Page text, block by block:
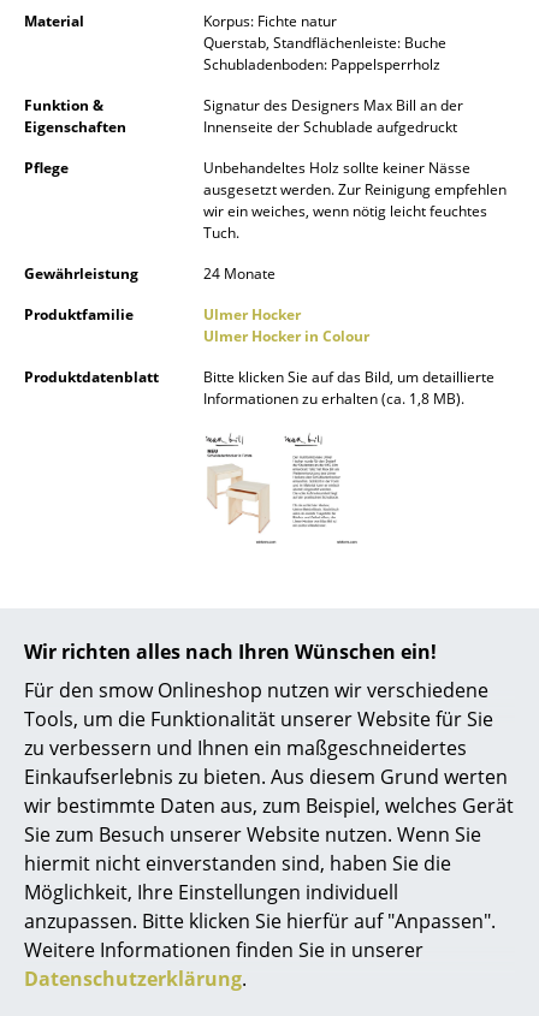
Wir richten alles nach Ihren Wünschen ein!
Für den smow Onlineshop nutzen wir verschiedene
Tools, um die Funktionalität unserer Website für Sie
zu verbessern und Ihnen ein maßgeschneidertes
Einkaufserlebnis zu bieten. Aus diesem Grund werten
wir bestimmte Daten aus, zum Beispiel, welches Gerät
Sie zum Besuch unserer Website nutzen. Wenn Sie
hiermit nicht einverstanden sind, haben Sie die
Möglichkeit, Ihre Einstellungen individuell
anzupassen. Bitte klicken Sie hierfür auf "Anpassen".
Weitere Informationen finden Sie in unserer
Datenschutzerklärung.
Barmöbel
Kleinaufbewahrung
... alle Aufbewahrungsmöbel
Licht
Hängeleuchten & Deckenleuchten
Schreibtischleuchten
Stehleuchten & Leseleuchten
Akkuleuchten
... alle Leuchten
Betten
Doppelbetten
Einzelbetten
Stapelbetten
Kinderbetten
Nachttische & Bettzubehör
Material
Korpus: Fichte natur
Querstab, Standflächenleiste: Buche
Schubladenboden: Pappelsperrholz
Funktion &
Eigenschaften
Signatur des Designers Max Bill an der
Innenseite der Schublade aufgedruckt
Pflege
Unbehandeltes Holz sollte keiner Nässe
ausgesetzt werden. Zur Reinigung empfehlen
wir ein weiches, wenn nötig leicht feuchtes
Tuch.
Gewährleistung
24 Monate
Produktfamilie
Ulmer Hocker
Ulmer Hocker in Colour
Produktdatenblatt
Bitte klicken Sie auf das Bild, um detaillierte
Informationen zu erhalten (ca. 1,8 MB).
Diese Artikel könnten Ihnen auch
gefallen